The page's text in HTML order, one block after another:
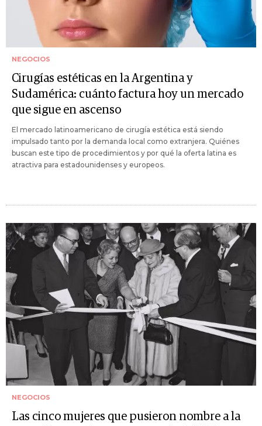
NEGOCIOS
Cirugías estéticas en la Argentina y
Sudamérica: cuánto factura hoy un mercado
que sigue en ascenso
El mercado latinoamericano de cirugía estética está siendo
impulsado tanto por la demanda local como extranjera. Quiénes
buscan este tipo de procedimientos y por qué la oferta latina es
atractiva para estadounidenses y europeos.
NEGOCIOS
Las cinco mujeres que pusieron nombre a la